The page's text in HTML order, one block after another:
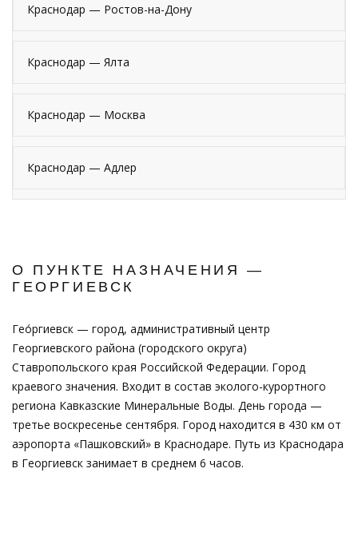
Краснодар — Ростов-на-Дону
Краснодар — Ялта
Краснодар — Москва
Краснодар — Адлер
О ПУНКТЕ НАЗНАЧЕНИЯ —
ГЕОРГИЕВСК
Гео́ргиевск — город, административный центр
Георгиевского района (городского округа)
Ставропольского края Российской Федерации. Город
краевого значения. Входит в состав эколого-курортного
региона Кавказские Минеральные Воды. День города —
третье воскресенье сентября. Город находится в 430 км от
аэропорта «Пашковский» в Краснодаре. Путь из Краснодара
в Георгиевск занимает в среднем 6 часов.